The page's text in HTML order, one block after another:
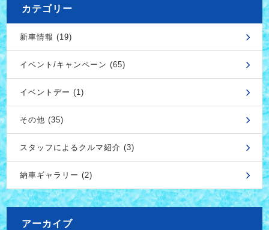
カテゴリー
新車情報 (19)
イベント/キャンペーン (65)
イベントデー (1)
その他 (35)
スタッフによるクルマ紹介 (3)
納車ギャラリー (2)
アーカイブ